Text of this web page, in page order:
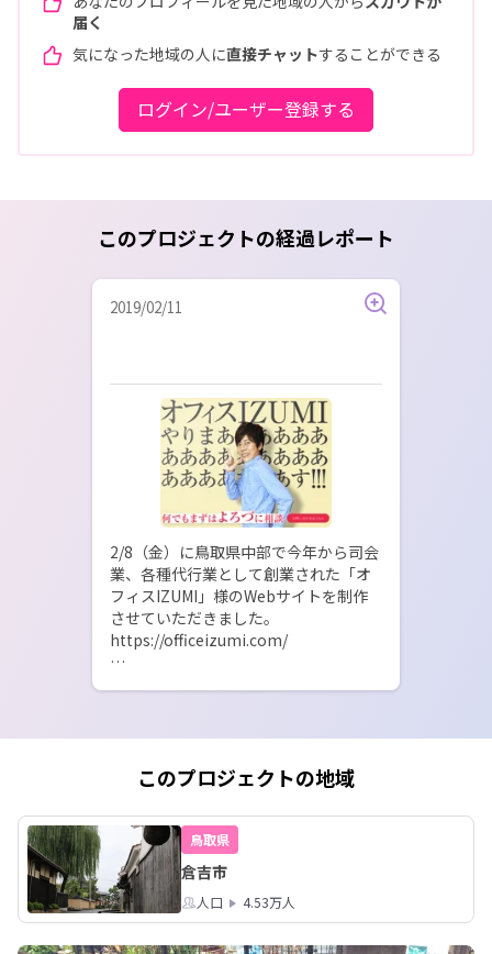
届く
気になった地域の人に直接チャットすることができる
ログイン/ユーザー登録する
このプロジェクトの経過レポート
2019/02/11
2/8（金）に鳥取県中部で今年から司会
業、各種代行業として創業された「オ
フィスIZUMI」様のWebサイトを制作
させていただきました。
https://officeizumi.com/
また、クライアントからも好評いただ
き、非常に嬉しい思いです。
そして、鳥取県の方からの初依頼とい
うこともあり、とても感慨深い案件に
なりました。
地域での活動というのはデザインとい
うだけではなく、プロモーションを通
して、クライアントのビジネスを一緒
このプロジェクトの地域
鳥取県
倉吉市
人口 4.53万人